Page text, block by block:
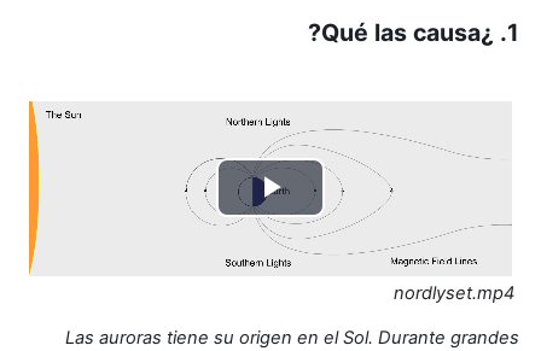
1. ¿Qué las causa?
تشغيل
الفيديو
Las auroras tiene su origen en el Sol. Durante grandes